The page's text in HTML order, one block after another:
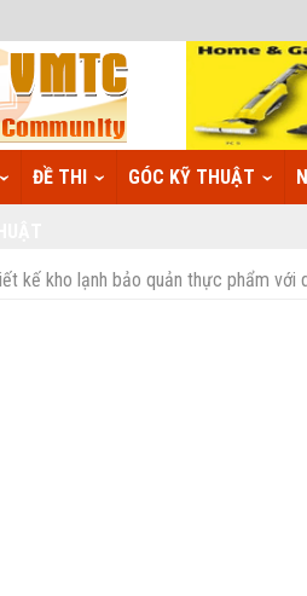
ĐỀ THI GÓC KỸ THUẬT
kế kho lạnh bảo quản thực phẩm với